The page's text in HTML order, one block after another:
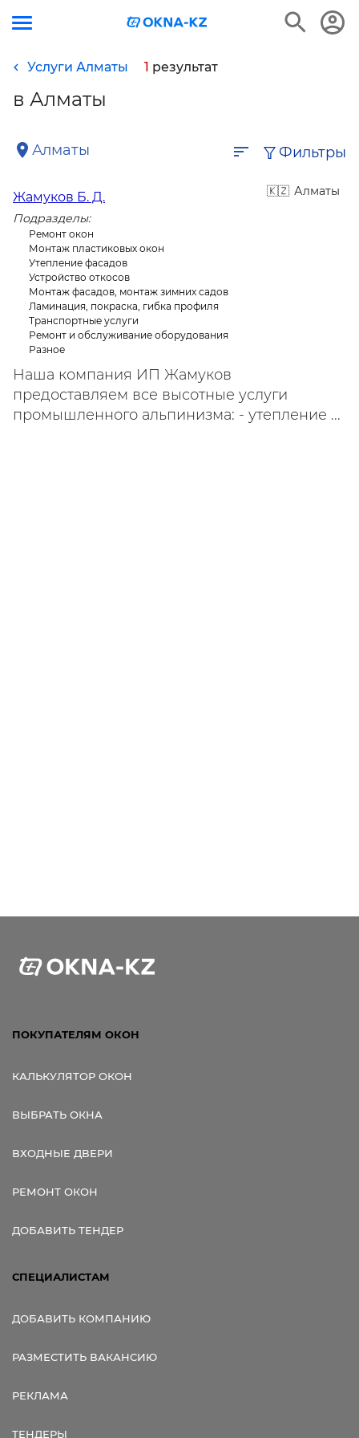
Услуги Алматы 1 результат
в Алматы
Алматы Фильтры
Алматы
Жамуков Б. Д.
Подразделы:
Ремонт окон
Монтаж пластиковых окон
Утепление фасадов
Устройство откосов
Монтаж фасадов, монтаж зимних садов
Ламинация, покраска, гибка профиля
Транспортные услуги
Ремонт и обслуживание оборудования
Разное
Наша компания ИП Жамуков
предоставляем все высотные услуги
промышленного альпинизма: - утепление ...
ПОКУПАТЕЛЯМ ОКОН
КАЛЬКУЛЯТОР ОКОН
ВЫБРАТЬ ОКНА
ВХОДНЫЕ ДВЕРИ
РЕМОНТ ОКОН
ДОБАВИТЬ ТЕНДЕР
СПЕЦИАЛИСТАМ
ДОБАВИТЬ КОМПАНИЮ
РАЗМЕСТИТЬ ВАКАНСИЮ
РЕКЛАМА
ТЕНДЕРЫ